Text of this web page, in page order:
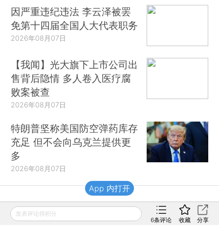
因严重违纪违法 李云泽被罢
免第十四届全国人大代表职务
2026年08月07日
【我闻】光大旗下上市公司出
售背后隐情 多人卷入医疗腐
败案被查
2026年08月07日
特朗普坚称美国防空弹药库存
充足 但不会向乌克兰提供更
多
2026年08月07日
财新移动
发表评论得积分
6条评论 收藏 分享
App 内打开